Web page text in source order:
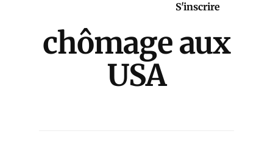
S'inscrire
chômage aux
USA